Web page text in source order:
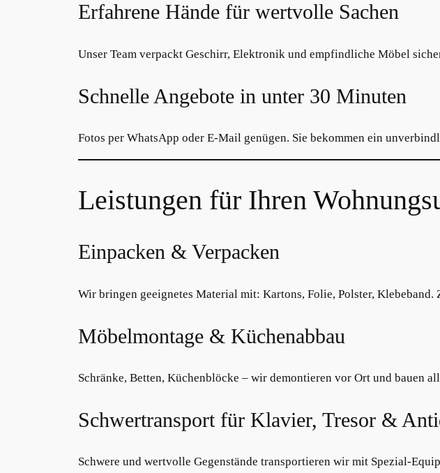
Erfahrene Hände für wertvolle Sachen
Unser Team verpackt Geschirr, Elektronik und empfindliche Möbel
Schnelle Angebote in unter 30 Minuten
Fotos per WhatsApp oder E-Mail genügen. Sie bekommen ein
Leistungen für Ihren
Einpacken & Verpacken
Wir bringen geeignetes Material mit: Kartons, Folie, Polster,
Möbelmontage & Küchenabbau
Schränke, Betten, Küchenblöcke – wir demontieren vor Ort und bauen
Schwertransport für Klavier, Tresor &
Schwere und wertvolle Gegenstände transportieren wir mit Spezial-